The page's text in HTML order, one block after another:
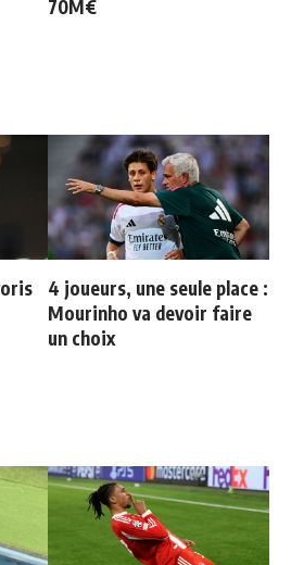
70M€
4 joueurs, une seule place :
Mourinho va devoir faire
un choix